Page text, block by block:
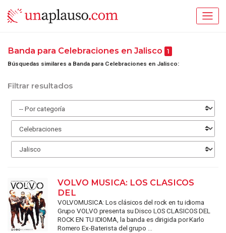
Banda para Celebraciones en Jalisco 1
Búsquedas similares a Banda para Celebraciones en Jalisco:
Filtrar resultados
VOLVO MUSICA: LOS CLASICOS
DEL
VOLVOMUSICA: Los clásicos del rock en tu idioma
Grupo VOLVO presenta su Disco LOS CLASICOS DEL
ROCK EN TU IDIOMA, la banda es dirigida por Karlo
Romero Ex-Baterista del grupo ...